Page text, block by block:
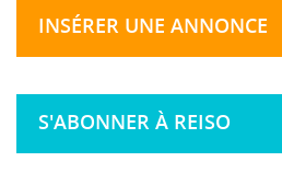
INSÉRER UNE ANNONCE
S'ABONNER À REISO